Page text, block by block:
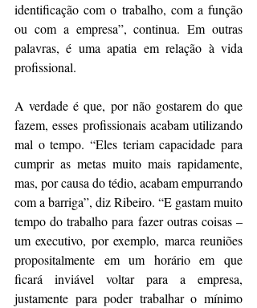
identificação com o trabalho, com a função
ou com a empresa”, continua. Em outras
palavras, é uma apatia em relação à vida
profissional.
A verdade é que, por não gostarem do que
fazem, esses profissionais acabam utilizando
mal o tempo. “Eles teriam capacidade para
cumprir as metas muito mais rapidamente,
mas, por causa do tédio, acabam empurrando
com a barriga”, diz Ribeiro. “E gastam muito
tempo do trabalho para fazer outras coisas –
um executivo, por exemplo, marca reuniões
propositalmente em um horário em que
ficará inviável voltar para a empresa,
justamente para poder trabalhar o mínimo